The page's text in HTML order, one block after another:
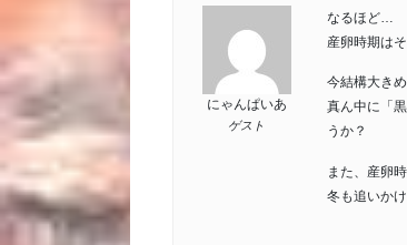
にゃんぱいあ
ゲスト
なるほど…
産卵時期は
今結構大き
真ん中に「
うか？
また、産卵
冬も追いか